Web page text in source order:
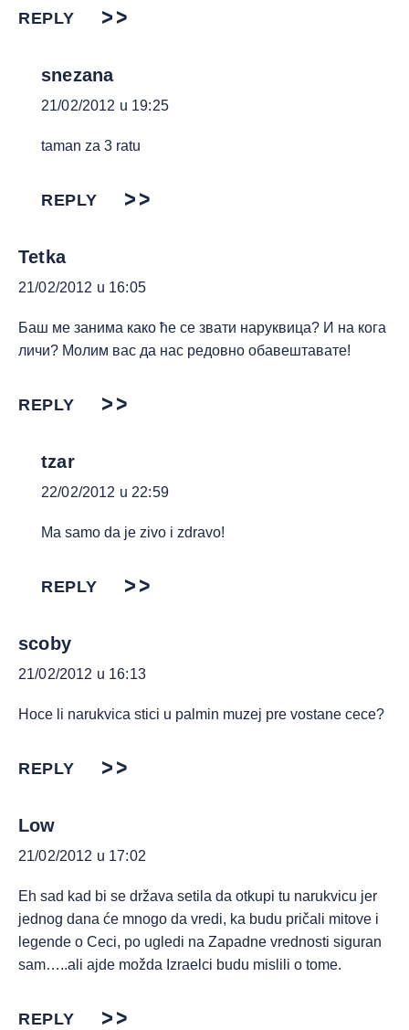
REPLY
snezana
21/02/2012 u 19:25
taman za 3 ratu
REPLY
Tetka
21/02/2012 u 16:05
Баш ме занима како ће се звати наруквица? И на кога
личи? Молим вас да нас редовно обавештавате!
REPLY
tzar
22/02/2012 u 22:59
Ma samo da je zivo i zdravo!
REPLY
scoby
21/02/2012 u 16:13
Hoce li narukvica stici u palmin muzej pre vostane cece?
REPLY
Low
21/02/2012 u 17:02
Eh sad kad bi se država setila da otkupi tu narukvicu jer
jednog dana će mnogo da vredi, ka budu pričali mitove i
legende o Ceci, po ugledi na Zapadne vrednosti siguran
sam…..ali ajde možda Izraelci budu mislili o tome.
REPLY